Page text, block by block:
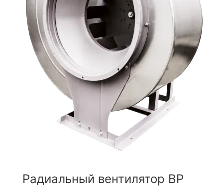
Радиальный вентилятор ВР